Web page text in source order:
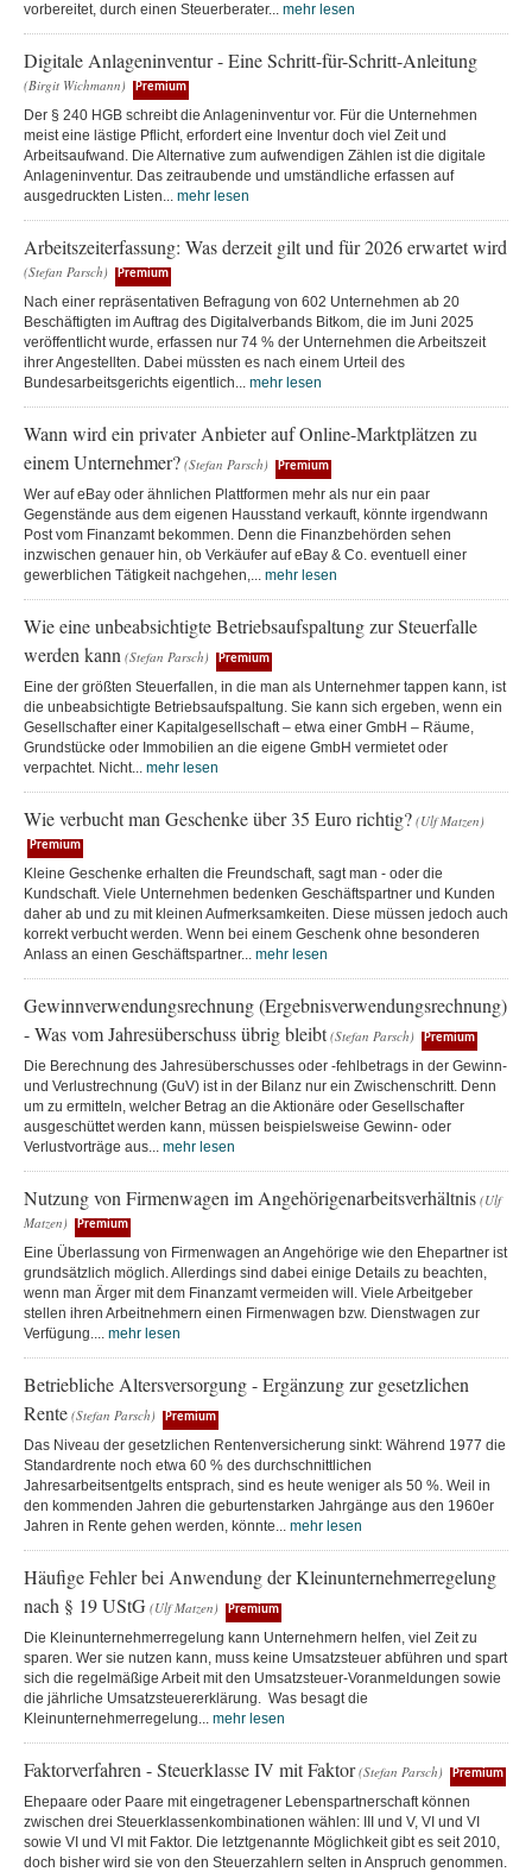
vorbereitet, durch einen Steuerberater... mehr lesen
Digitale Anlageninventur - Eine Schritt-für-Schritt-Anleitung
(Birgit Wichmann) Premium
Der § 240 HGB schreibt die Anlageninventur vor. Für die Unternehmen
meist eine lästige Pflicht, erfordert eine Inventur doch viel Zeit und
Arbeitsaufwand. Die Alternative zum aufwendigen Zählen ist die digitale
Anlageninventur. Das zeitraubende und umständliche erfassen auf
ausgedruckten Listen... mehr lesen
Arbeitszeiterfassung: Was derzeit gilt und für 2026 erwartet wird
(Stefan Parsch) Premium
Nach einer repräsentativen Befragung von 602 Unternehmen ab 20
Beschäftigten im Auftrag des Digitalverbands Bitkom, die im Juni 2025
veröffentlicht wurde, erfassen nur 74 % der Unternehmen die Arbeitszeit
ihrer Angestellten. Dabei müssten es nach einem Urteil des
Bundesarbeitsgerichts eigentlich... mehr lesen
Wann wird ein privater Anbieter auf Online-Marktplätzen zu
einem Unternehmer? (Stefan Parsch) Premium
Wer auf eBay oder ähnlichen Plattformen mehr als nur ein paar
Gegenstände aus dem eigenen Hausstand verkauft, könnte irgendwann
Post vom Finanzamt bekommen. Denn die Finanzbehörden sehen
inzwischen genauer hin, ob Verkäufer auf eBay & Co. eventuell einer
gewerblichen Tätigkeit nachgehen,... mehr lesen
Wie eine unbeabsichtigte Betriebsaufspaltung zur Steuerfalle
werden kann (Stefan Parsch) Premium
Eine der größten Steuerfallen, in die man als Unternehmer tappen kann, ist
die unbeabsichtigte Betriebsaufspaltung. Sie kann sich ergeben, wenn ein
Gesellschafter einer Kapitalgesellschaft – etwa einer GmbH – Räume,
Grundstücke oder Immobilien an die eigene GmbH vermietet oder
verpachtet. Nicht... mehr lesen
Wie verbucht man Geschenke über 35 Euro richtig? (Ulf Matzen)
Premium
Kleine Geschenke erhalten die Freundschaft, sagt man - oder die
Kundschaft. Viele Unternehmen bedenken Geschäftspartner und Kunden
daher ab und zu mit kleinen Aufmerksamkeiten. Diese müssen jedoch auch
korrekt verbucht werden. Wenn bei einem Geschenk ohne besonderen
Anlass an einen Geschäftspartner... mehr lesen
Gewinnverwendungsrechnung (Ergebnisverwendungsrechnung)
- Was vom Jahresüberschuss übrig bleibt (Stefan Parsch) Premium
Die Berechnung des Jahresüberschusses oder -fehlbetrags in der Gewinn-
und Verlustrechnung (GuV) ist in der Bilanz nur ein Zwischenschritt. Denn
um zu ermitteln, welcher Betrag an die Aktionäre oder Gesellschafter
ausgeschüttet werden kann, müssen beispielsweise Gewinn- oder
Verlustvorträge aus... mehr lesen
Nutzung von Firmenwagen im Angehörigenarbeitsverhältnis (Ulf
Matzen)
Premium
Eine Überlassung von Firmenwagen an Angehörige wie den Ehepartner ist
grundsätzlich möglich. Allerdings sind dabei einige Details zu beachten,
wenn man Ärger mit dem Finanzamt vermeiden will. Viele Arbeitgeber
stellen ihren Arbeitnehmern einen Firmenwagen bzw. Dienstwagen zur
Verfügung.... mehr lesen
Betriebliche Altersversorgung - Ergänzung zur gesetzlichen
Rente (Stefan Parsch) Premium
Das Niveau der gesetzlichen Rentenversicherung sinkt: Während 1977 die
Standardrente noch etwa 60 % des durchschnittlichen
Jahresarbeitsentgelts entsprach, sind es heute weniger als 50 %. Weil in
den kommenden Jahren die geburtenstarken Jahrgänge aus den 1960er
Jahren in Rente gehen werden, könnte... mehr lesen
Häufige Fehler bei Anwendung der Kleinunternehmerregelung
nach § 19 UStG (Ulf Matzen) Premium
Die Kleinunternehmerregelung kann Unternehmern helfen, viel Zeit zu
sparen. Wer sie nutzen kann, muss keine Umsatzsteuer abführen und spart
sich die regelmäßige Arbeit mit den Umsatzsteuer-Voranmeldungen sowie
die jährliche Umsatzsteuererklärung. Was besagt die
Kleinunternehmerregelung... mehr lesen
Faktorverfahren - Steuerklasse IV mit Faktor (Stefan Parsch) Premium
Ehepaare oder Paare mit eingetragener Lebenspartnerschaft können
zwischen drei Steuerklassenkombinationen wählen: III und V, VI und VI
sowie VI und VI mit Faktor. Die letztgenannte Möglichkeit gibt es seit 2010,
doch bisher wird sie von den Steuerzahlern selten in Anspruch genommen.